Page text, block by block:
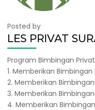
Posted by
LES PRIVAT
Program Bimbingan
1. Memberikan Bimbingan
2. Memberikan Bimbingan
3. Memberikan Bimbingan
4. Memberikan Bimbingan